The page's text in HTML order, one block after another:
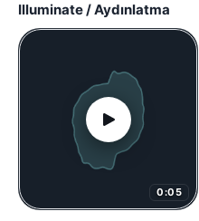
Illuminate / Aydınlatma
0:05